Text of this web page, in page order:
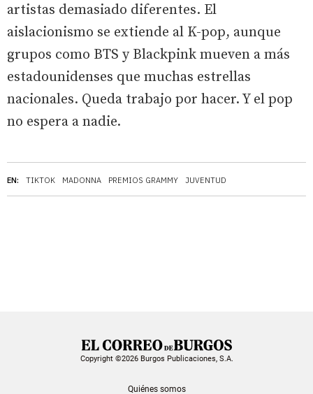
EN: TIKTOK MADONNA PREMIOS GRAMMY JUVENTUD
artistas demasiado diferentes. El
aislacionismo se extiende al K-pop, aunque
grupos como BTS y Blackpink mueven a más
estadounidenses que muchas estrellas
nacionales. Queda trabajo por hacer. Y el pop
no espera a nadie.
Copyright ©2026 Burgos Publicaciones, S.A.
Quiénes somos